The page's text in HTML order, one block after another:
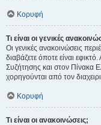
Κορυφή
Τι είναι οι γενικές
Οι γενικές ανακοινώσεις
διαβάζετε όποτε είναι
Συζήτησης και στον Πίνακα
χορηγούνται από τον
Κορυφή
Τι είναι οι ανακοινώσεις;